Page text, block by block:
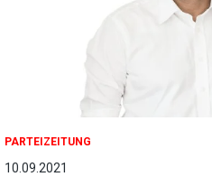
PARTEIZEITUNG
10.09.2021